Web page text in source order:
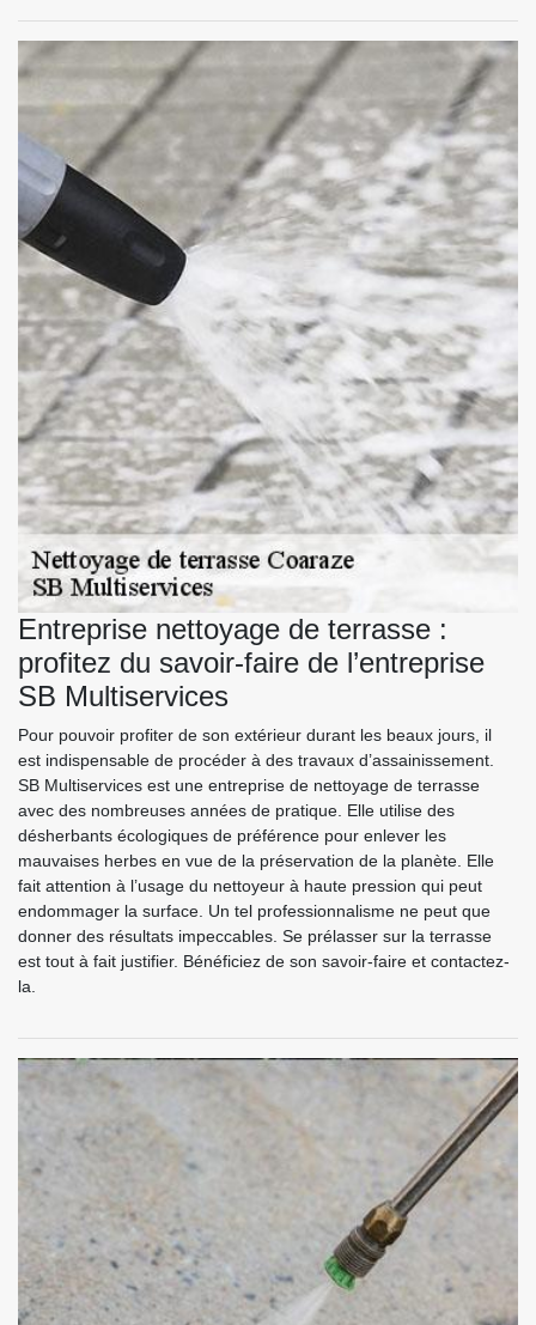
Entreprise nettoyage de terrasse :
profitez du savoir-faire de l’entreprise
SB Multiservices
Pour pouvoir profiter de son extérieur durant les beaux jours, il
est indispensable de procéder à des travaux d’assainissement.
SB Multiservices est une entreprise de nettoyage de terrasse
avec des nombreuses années de pratique. Elle utilise des
désherbants écologiques de préférence pour enlever les
mauvaises herbes en vue de la préservation de la planète. Elle
fait attention à l’usage du nettoyeur à haute pression qui peut
endommager la surface. Un tel professionnalisme ne peut que
donner des résultats impeccables. Se prélasser sur la terrasse
est tout à fait justifier. Bénéficiez de son savoir-faire et contactez-
la.